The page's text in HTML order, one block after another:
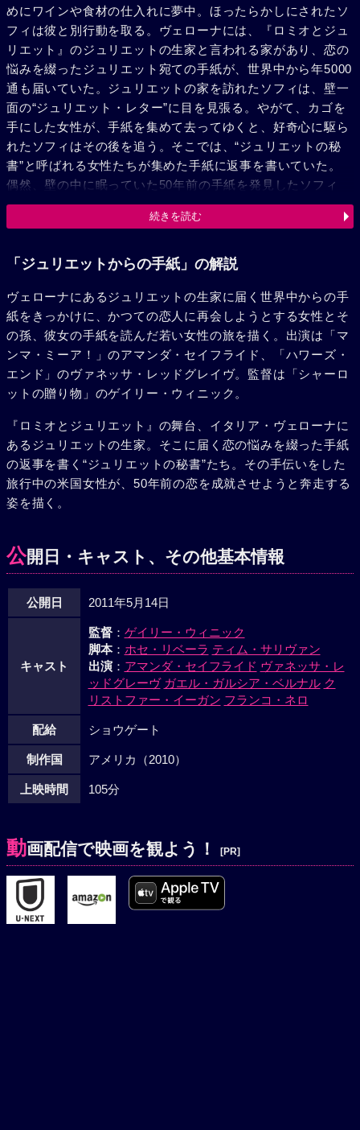
めにワインや食材の仕入れに夢中。ほったらかしにされたソ
フィは彼と別行動を取る。ヴェローナには、『ロミオとジュ
リエット』のジュリエットの生家と言われる家があり、恋の
悩みを綴ったジュリエット宛ての手紙が、世界中から年5000
通も届いていた。ジュリエットの家を訪れたソフィは、壁一
面の“ジュリエット・レター”に目を見張る。やがて、カゴを
手にした女性が、手紙を集めて去ってゆくと、好奇心に駆ら
れたソフィはその後を追う。そこでは、“ジュリエットの秘
書”と呼ばれる女性たちが集めた手紙に返事を書いていた。
偶然、壁の中に眠っていた50年前の手紙を発見したソフィ
は、返事を書きたいと申し出る。その手紙の差出人は、クレ
ア（ヴァネッサ・レッドグレイヴ）という英国の女性。50年
女は、両親の反対を恐れて1人で帰国してしまったのだ。そ
ったクレアは、改めてロレンツォを探すためにイタリアへや
ってくる。彼女の想いに感銘を受けたソフィと旅に反対する
クレアの孫チャーリー（クリストファー・イーガン）も同行
し、3人の旅が始まる。当のロレンツォはなかなか見つから
なかったものの、それでも数日間、クレアは旅を楽しむ。3
人は次第に互いの人生を語り合い、絆を深めてゆく。しか
し、遂にロレンツォは見つからないまま、帰国の時が訪れ
る。そして最終日、ブドウ畑を通りかかったクレアは目を疑
う。不安と後悔、そして期待に揺さぶられるクレア。ジュリ
エットからの手紙を信じてイタリアを訪れた彼女が、最後に
見つけたものとは……。
続きを読む
「ジュリエットからの手紙」の解説
ヴェローナにあるジュリエットの生家に届く世界中からの手
紙をきっかけに、かつての恋人に再会しようとする女性とそ
の孫、彼女の手紙を読んだ若い女性の旅を描く。出演は「マ
ンマ・ミーア！」のアマンダ・セイフライド、「ハワーズ・
エンド」のヴァネッサ・レッドグレイヴ。監督は「シャーロ
ットの贈り物」のゲイリー・ウィニック。
『ロミオとジュリエット』の舞台、イタリア・ヴェローナに
あるジュリエットの生家。そこに届く恋の悩みを綴った手紙
の返事を書く“ジュリエットの秘書”たち。その手伝いをした
旅行中の米国女性が、50年前の恋を成就させようと奔走する
姿を描く。
公開日・キャスト、その他基本情報
公開日 2011年5月14日
キャスト
監督： ゲイリー・ウィニック
脚本： ホセ・リベーラ ティム・サリヴァン
出演： アマンダ・セイフライド ヴァネッサ・レ
ッドグレーヴ ガエル・ガルシア・ベルナル ク
リストファー・イーガン フランコ・ネロ
配給 ショウゲート
制作国 アメリカ（2010）
上映時間 105分
動画配信で映画を観よう！ [PR]